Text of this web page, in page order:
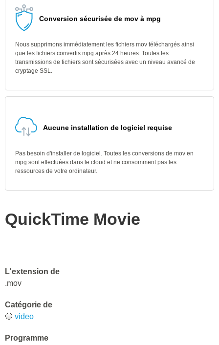
Conversion sécurisée de mov à mpg
Nous supprimons immédiatement les fichiers mov téléchargés ainsi
que les fichiers convertis mpg après 24 heures. Toutes les
transmissions de fichiers sont sécurisées avec un niveau avancé de
cryptage SSL.
Aucune installation de logiciel requise
Pas besoin d'installer de logiciel. Toutes les conversions de mov en
mpg sont effectuées dans le cloud et ne consomment pas les
ressources de votre ordinateur.
QuickTime Movie
L'extension de
.mov
Catégorie de
🔵 video
Programme